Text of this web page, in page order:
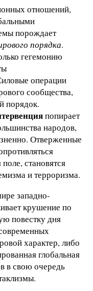
отношений,
порождает
порядка.
гегемонию
операции
сообщества,
порядок.
попирает
народов,
Отверженные
становятся
и терроризма.
западно-
крушение по
повестку дня
характер, либо
глобальная
в свою очередь